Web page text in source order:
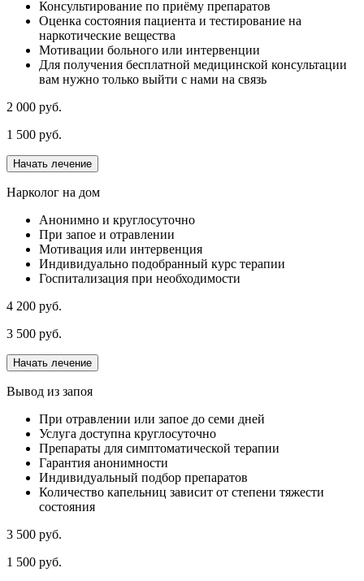
Консультирование по приёму препаратов
Оценка состояния пациента и тестирование на
наркотические вещества
Мотивации больного или интервенции
Для получения бесплатной медицинской консультации
вам нужно только выйти с нами на связь
2 000 руб.
1 500 руб.
Начать лечение
Нарколог на дом
Анонимно и круглосуточно
При запое и отравлении
Мотивация или интервенция
Индивидуально подобранный курс терапии
Госпитализация при необходимости
4 200 руб.
3 500 руб.
Начать лечение
Вывод из запоя
При отравлении или запое до семи дней
Услуга доступна круглосуточно
Препараты для симптоматической терапии
Гарантия анонимности
Индивидуальный подбор препаратов
Количество капельниц зависит от степени тяжести
состояния
3 500 руб.
1 500 руб.